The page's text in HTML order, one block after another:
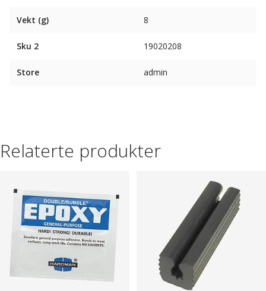
Vekt (g) 8
Sku 2 19020208
Store admin
Relaterte produkter